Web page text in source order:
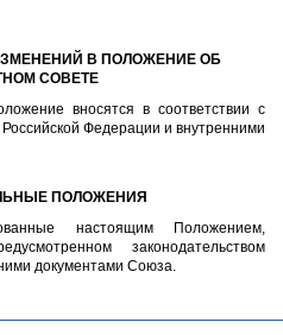
В ПОЛОЖЕНИЕ ОБ
СОВЕТЕ
вносятся в соответствии с
Федерации и внутренними
ПОЛОЖЕНИЯ
настоящим Положением,
законодательством
документами Союза.